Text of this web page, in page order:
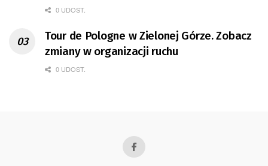
0 UDOST.
Tour de Pologne w Zielonej Górze. Zobacz
zmiany w organizacji ruchu
0 UDOST.